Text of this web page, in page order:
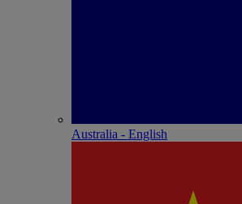
Australia - English